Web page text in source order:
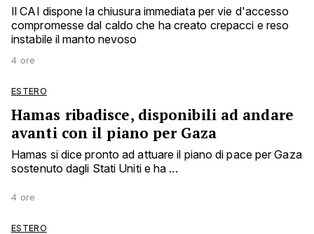
Il CAI dispone la chiusura immediata per vie d'accesso
compromesse dal caldo che ha creato crepacci e reso
instabile il manto nevoso
4 ore
ESTERO
Hamas ribadisce, disponibili ad andare
avanti con il piano per Gaza
Hamas si dice pronto ad attuare il piano di pace per Gaza
sostenuto dagli Stati Uniti e ha ...
4 ore
ESTERO